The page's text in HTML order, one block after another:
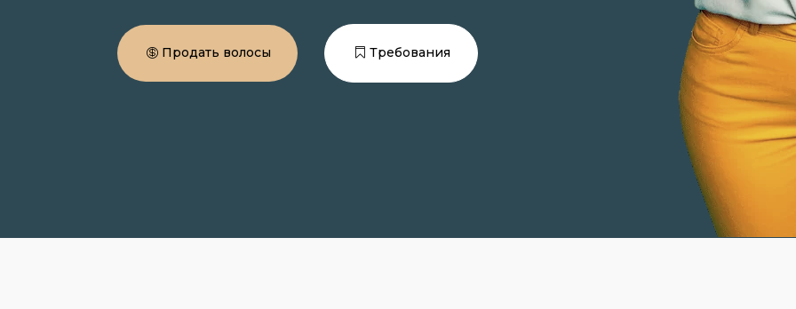
Продать волосы Требования